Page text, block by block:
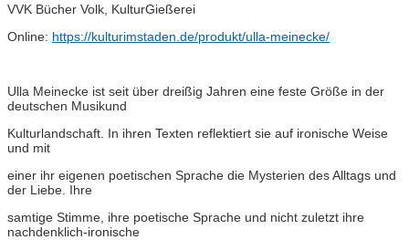
VVK Bücher Volk, KulturGießerei
Online: https://kulturimstaden.de/produkt/ulla-meinecke/
Ulla Meinecke ist seit über dreißig Jahren eine feste Größe in der
deutschen Musikund
Kulturlandschaft. In ihren Texten reflektiert sie auf ironische Weise
und mit
einer ihr eigenen poetischen Sprache die Mysterien des Alltags und
der Liebe. Ihre
samtige Stimme, ihre poetische Sprache und nicht zuletzt ihre
nachdenklich-ironische